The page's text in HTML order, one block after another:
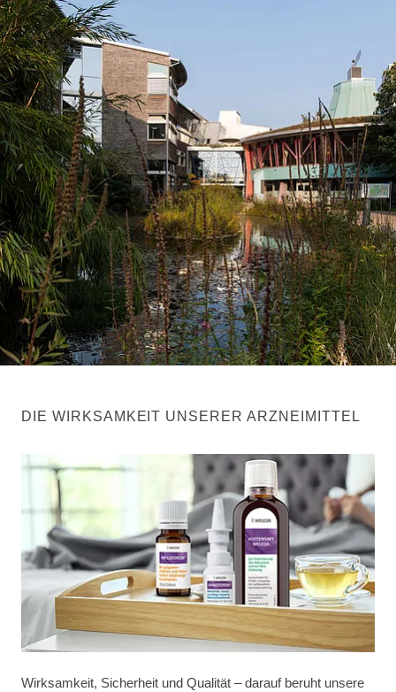
DIE WIRKSAMKEIT UNSERER ARZNEIMITTEL
Wirksamkeit, Sicherheit und Qualität – darauf beruht unsere